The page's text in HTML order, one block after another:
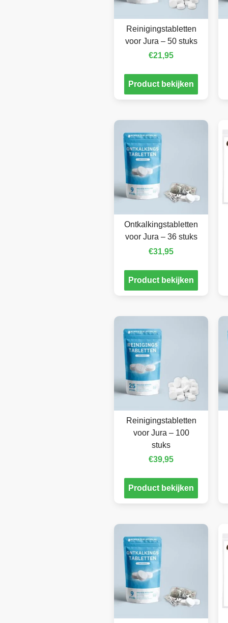
Reinigingstabletten
voor Jura – 50 stuks
€21,95
Product bekijken
Ontkalkingstabletten
voor Jura – 36 stuks
€31,95
Product bekijken
Reinigingstabletten
voor Jura – 100
stuks
€39,95
Product bekijken